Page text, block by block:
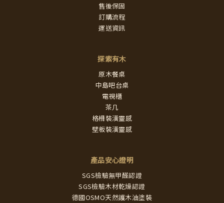
售後保固
訂購流程
運送資訊
探索有木
原木餐桌
中島吧台桌
電視櫃
茶几
格柵裝潢靈感
壁板裝潢靈感
產品安心證明
SGS檢驗無甲醛認證
SGS檢驗木材乾燥認證
德國OSMO天然護木油塗裝